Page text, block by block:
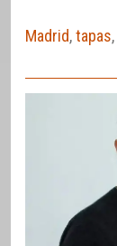
Madrid,tapas,